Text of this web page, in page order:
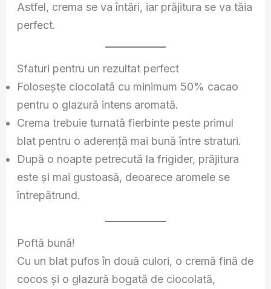
Astfel, crema se va întări, iar prăjitura se va tăia
perfect.
Sfaturi pentru un rezultat perfect
Folosește ciocolată cu minimum 50% cacao
pentru o glazură intens aromată.
Crema trebuie turnată fierbinte peste primul
blat pentru o aderență mai bună între straturi.
După o noapte petrecută la frigider, prăjitura
este și mai gustoasă, deoarece aromele se
întrepătrund.
Poftă bună!
Cu un blat pufos în două culori, o cremă fină de
cocos și o glazură bogată de ciocolată,